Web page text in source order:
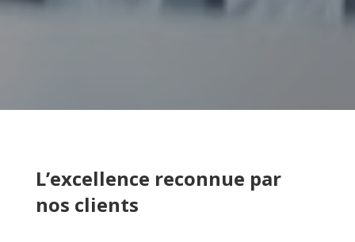
L’excellence reconnue par
nos clients